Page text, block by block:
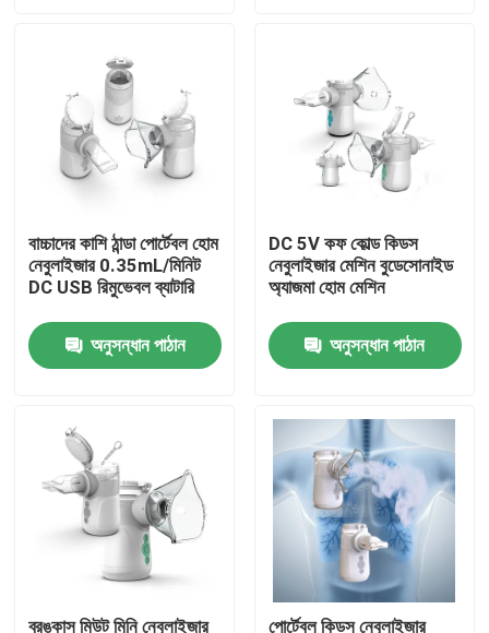
আমাদের সম্পর্কে
পরিচিতি
পোর্টেবল মেশ নেবুলাইজার
মেশ নেবুলাইজার মেশিন
মেডিকেল জাল নেবুলাইজার
স্পন্দিত জাল নেবুলাইজার
পোর্টেবল ইনহেলার নেবুলাইজার
বাচ্চাদের কাশি ঠান্ডা পোর্টেবল হোম
নেবুলাইজার 0.35mL/মিনিট
DC USB রিমুভেবল ব্যাটারি
অনুসন্ধান পাঠান
DC 5V কফ কোল্ড কিডস
নেবুলাইজার মেশিন বুডেসোনাইড
অ্যাজমা হোম মেশিন
অনুসন্ধান পাঠান
ব্রঙ্কাস মিউট মিনি নেবুলাইজার পোর্টেবল কিডস নেবুলাইজার